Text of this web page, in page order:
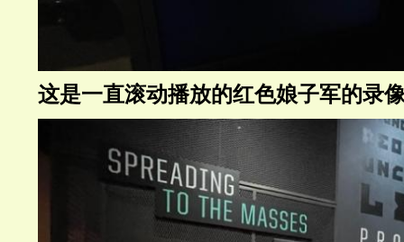
这是一直滚动播放的红色娘子军的录